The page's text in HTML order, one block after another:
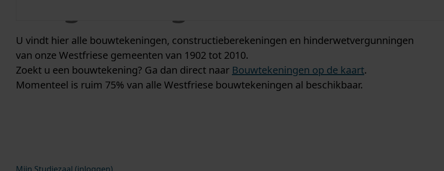
U vindt hier alle bouwtekeningen, constructieberekeningen en hinderwetvergunningen
van onze Westfriese gemeenten van 1902 tot 2010.
Zoekt u een bouwtekening? Ga dan direct naar Bouwtekeningen op de kaart.
Momenteel is ruim 75% van alle Westfriese bouwtekeningen al beschikbaar.